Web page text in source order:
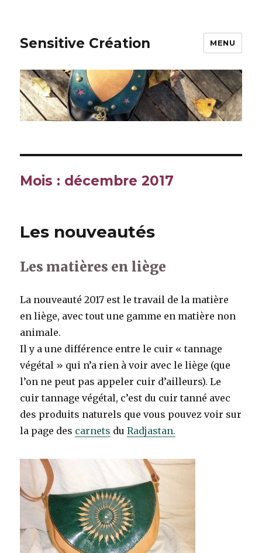
Sensitive Création MENU
Mois : décembre 2017
Les nouveautés
Les matières en liège
La nouveauté 2017 est le travail de la matière
en liège, avec tout une gamme en matière non
animale.
Il y a une différence entre le cuir « tannage
végétal » qui n’a rien à voir avec le liège (que
l’on ne peut pas appeler cuir d’ailleurs). Le
cuir tannage végétal, c’est du cuir tanné avec
des produits naturels que vous pouvez voir sur
la page des carnets duRadjastan.